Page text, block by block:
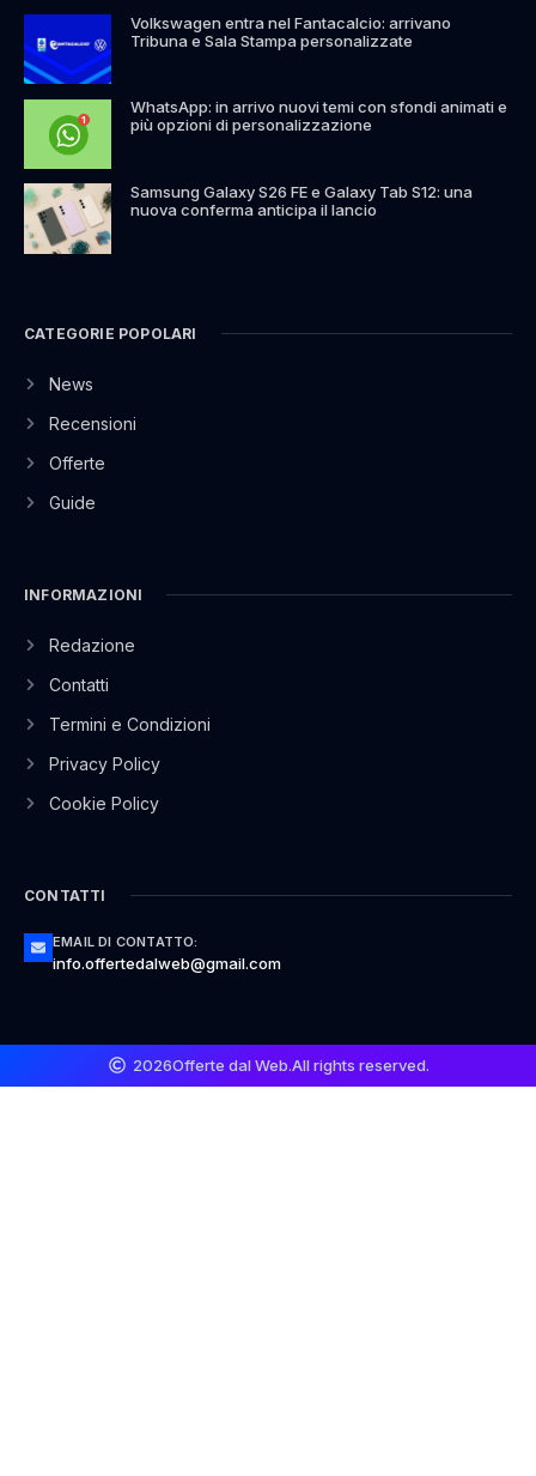
Volkswagen entra nel Fantacalcio: arrivano
Tribuna e Sala Stampa personalizzate
WhatsApp: in arrivo nuovi temi con sfondi animati e
più opzioni di personalizzazione
Samsung Galaxy S26 FE e Galaxy Tab S12: una
nuova conferma anticipa il lancio
CATEGORIE POPOLARI
News
Recensioni
Offerte
Guide
INFORMAZIONI
Redazione
Contatti
Termini e Condizioni
Privacy Policy
Cookie Policy
CONTATTI
EMAIL DI CONTATTO:
info.offertedalweb@gmail.com
2026Offerte dal Web.All rights reserved.